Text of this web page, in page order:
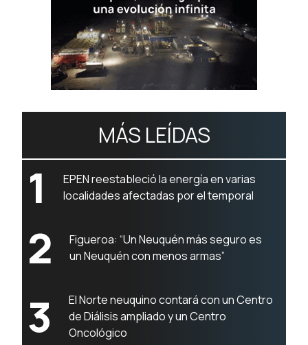
MÁS LEÍDAS
1
EPEN reestableció la energía en varias
localidades afectadas por el temporal
2
Figueroa: “Un Neuquén más seguro es
un Neuquén con menos armas”
3
El Norte neuquino contará con un Centro
de Diálisis ampliado y un Centro
Oncológico